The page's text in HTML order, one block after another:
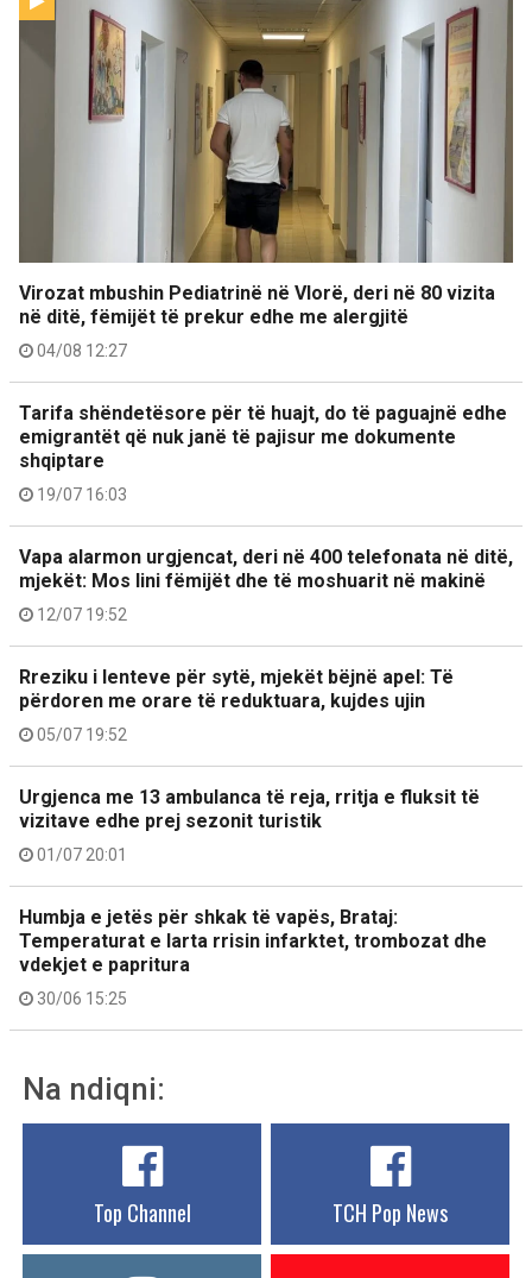
Virozat mbushin Pediatrinë në Vlorë, deri në 80 vizita
në ditë, fëmijët të prekur edhe me alergjitë
04/08 12:27
Tarifa shëndetësore për të huajt, do të paguajnë edhe
emigrantët që nuk janë të pajisur me dokumente
shqiptare
19/07 16:03
Vapa alarmon urgjencat, deri në 400 telefonata në ditë,
mjekët: Mos lini fëmijët dhe të moshuarit në makinë
12/07 19:52
Rreziku i lenteve për sytë, mjekët bëjnë apel: Të
përdoren me orare të reduktuara, kujdes ujin
05/07 19:52
Urgjenca me 13 ambulanca të reja, rritja e fluksit të
vizitave edhe prej sezonit turistik
01/07 20:01
Humbja e jetës për shkak të vapës, Brataj:
Temperaturat e larta rrisin infarktet, trombozat dhe
vdekjet e papritura
30/06 15:25
Na ndiqni:
Top Channel TCH Pop News